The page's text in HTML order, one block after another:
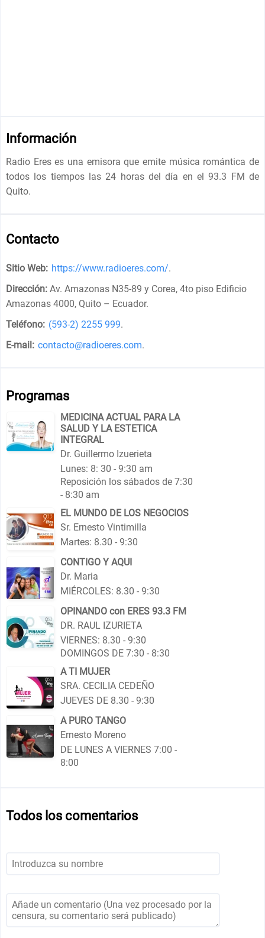
Información
Radio Eres es una emisora que emite música romántica de
todos los tiempos las 24 horas del día en el 93.3 FM de
Quito.
Contacto
Sitio Web: https://www.radioeres.com/.
Dirección: Av. Amazonas N35-89 y Corea, 4to piso Edificio
Amazonas 4000, Quito – Ecuador.
Teléfono: (593-2) 2255 999.
E-mail: contacto@radioeres.com.
Programas
MEDICINA ACTUAL PARA LA
SALUD Y LA ESTETICA
INTEGRAL
Dr. Guillermo Izuerieta
Lunes: 8: 30 - 9:30 am
Reposición los sábados de 7:30
- 8:30 am
EL MUNDO DE LOS NEGOCIOS
Sr. Ernesto Vintimilla
Martes: 8.30 - 9:30
CONTIGO Y AQUI
Dr. Maria
MIÉRCOLES: 8.30 - 9:30
OPINANDO con ERES 93.3 FM
DR. RAUL IZURIETA
VIERNES: 8.30 - 9:30
DOMINGOS DE 7:30 - 8:30
A TI MUJER
SRA. CECILIA CEDEÑO
JUEVES DE 8.30 - 9:30
A PURO TANGO
Ernesto Moreno
DE LUNES A VIERNES 7:00 -
8:00
Todos los comentarios